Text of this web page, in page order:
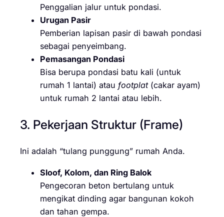
Penggalian jalur untuk pondasi.
Urugan Pasir
Pemberian lapisan pasir di bawah pondasi
sebagai penyeimbang.
Pemasangan Pondasi
Bisa berupa pondasi batu kali (untuk
rumah 1 lantai) atau footplat(cakar ayam)
untuk rumah 2 lantai atau lebih.
3. Pekerjaan Struktur (Frame)
Ini adalah “tulang punggung” rumah Anda.
Sloof, Kolom, dan Ring Balok
Pengecoran beton bertulang untuk
mengikat dinding agar bangunan kokoh
dan tahan gempa.